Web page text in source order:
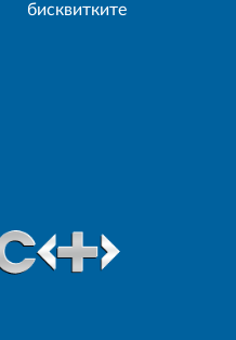
бисквитките